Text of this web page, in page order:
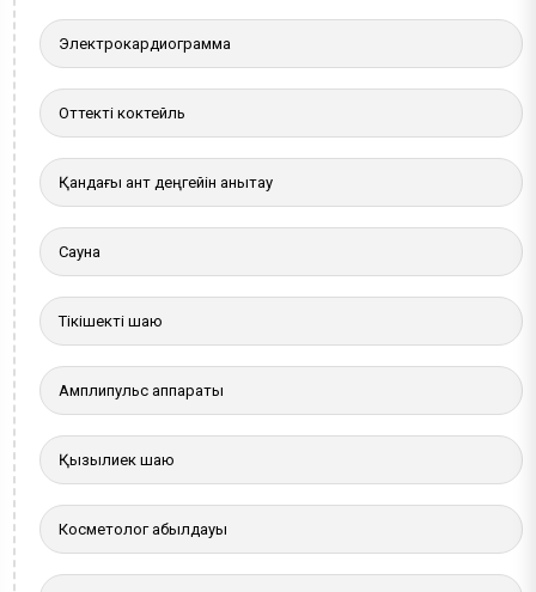
Электрокардиограмма
Оттекті коктейль
Қандағы қант деңгейін анықтау
Сауна
Тікішекті шаю
Амплипульс аппараты
Қызылиек шаю
Косметолог қабылдауы